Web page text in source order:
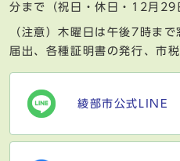
分まで（祝日・休日・12月29
（注意）木曜日は午後7時ま
届出、各種証明書の発行、市
綾部市公式LINE